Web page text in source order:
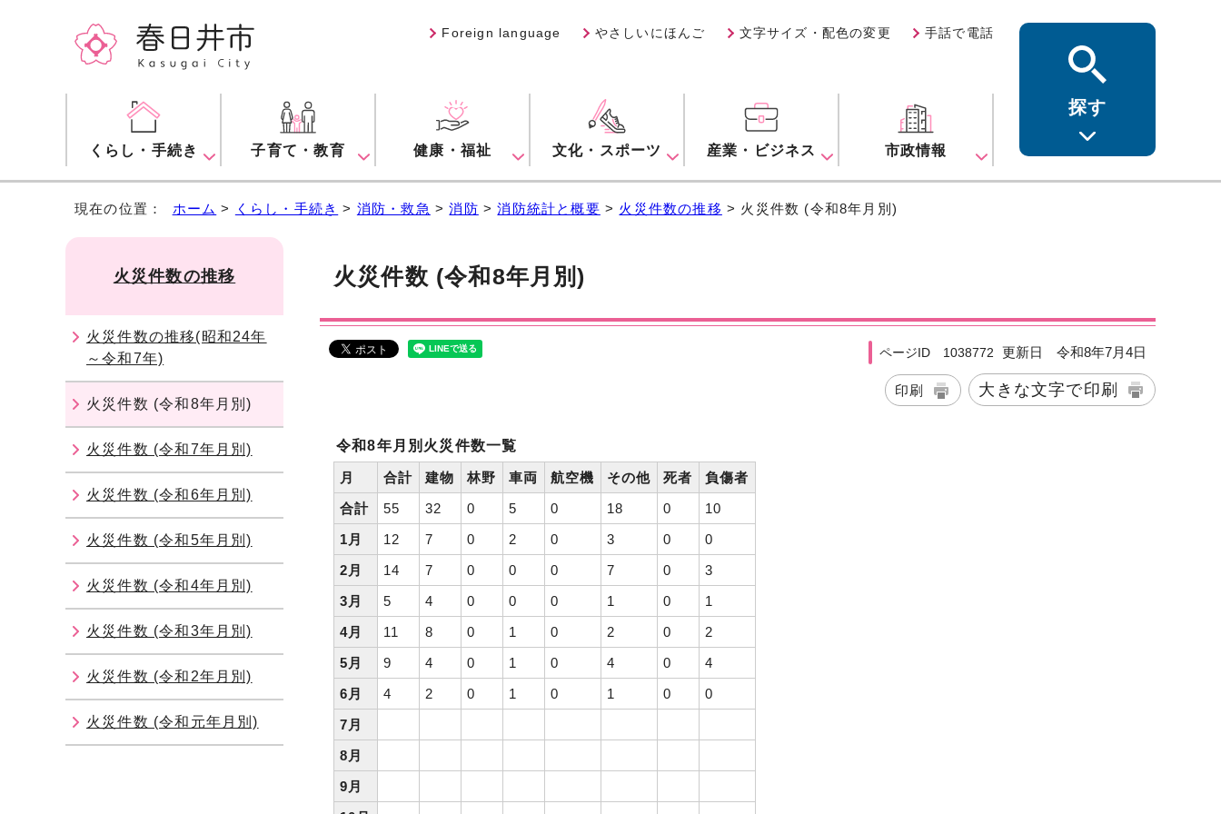
Foreign language やさしいにほんご 文字サイズ・配色の変更 手話で電話
くらし・手続き 子育て・教育 健康・福祉 文化・スポーツ 産業・ビジネス 市政情報
探す
現在の位置： ホーム > くらし・手続き > 消防・救急 >消防 >消防統計と概要 > 火災件数の推移 > 火災件数 (令和8年月別)
火災件数 (令和8年月別)
ページID 1038772 更新日 令和8年7月4日
印刷 大きな文字で印刷
令和8年月別火災件数一覧
月 合計 建物 林野 車両 航空機 その他 死者
負傷者
合計
55 32 0 5 0 18 0
10
1月
12 7 0 2 0 3 0
0
2月
14 7 0 0 0 7 0
3
3月
5 4 0 0 0 1 0
1
4月
11 8 0 1 0 2 0
2
5月
9 4 0 1 0 4 0
4
6月
4 2 0 1 0 1 0
0
7月
8月
9月
火災件数の推移
火災件数の推移(昭和24年
～令和7年)
火災件数 (令和8年月別)
火災件数 (令和7年月別)
火災件数 (令和6年月別)
火災件数 (令和5年月別)
火災件数 (令和4年月別)
火災件数 (令和3年月別)
火災件数 (令和2年月別)
火災件数 (令和元年月別)